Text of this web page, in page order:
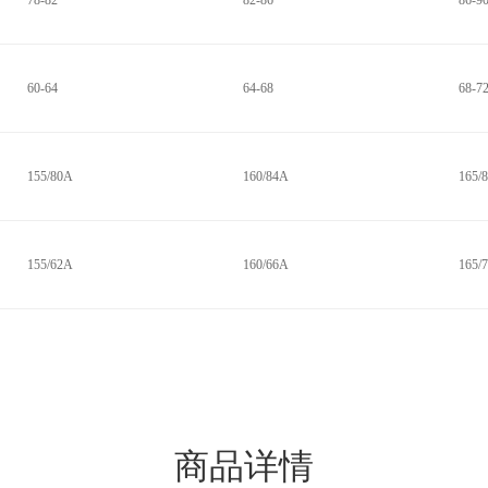
60-64 64-68 68-72
155/80A 160/84A 165/
155/62A 160/66A 165/
商品详情